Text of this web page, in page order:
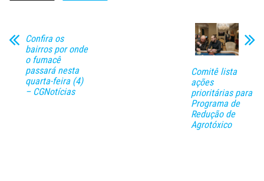
Confira os
bairros por onde
o fumacê
passará nesta
quarta-feira (4)
– CGNotícias
Comitê lista
ações
prioritárias para
Programa de
Redução de
Agrotóxico